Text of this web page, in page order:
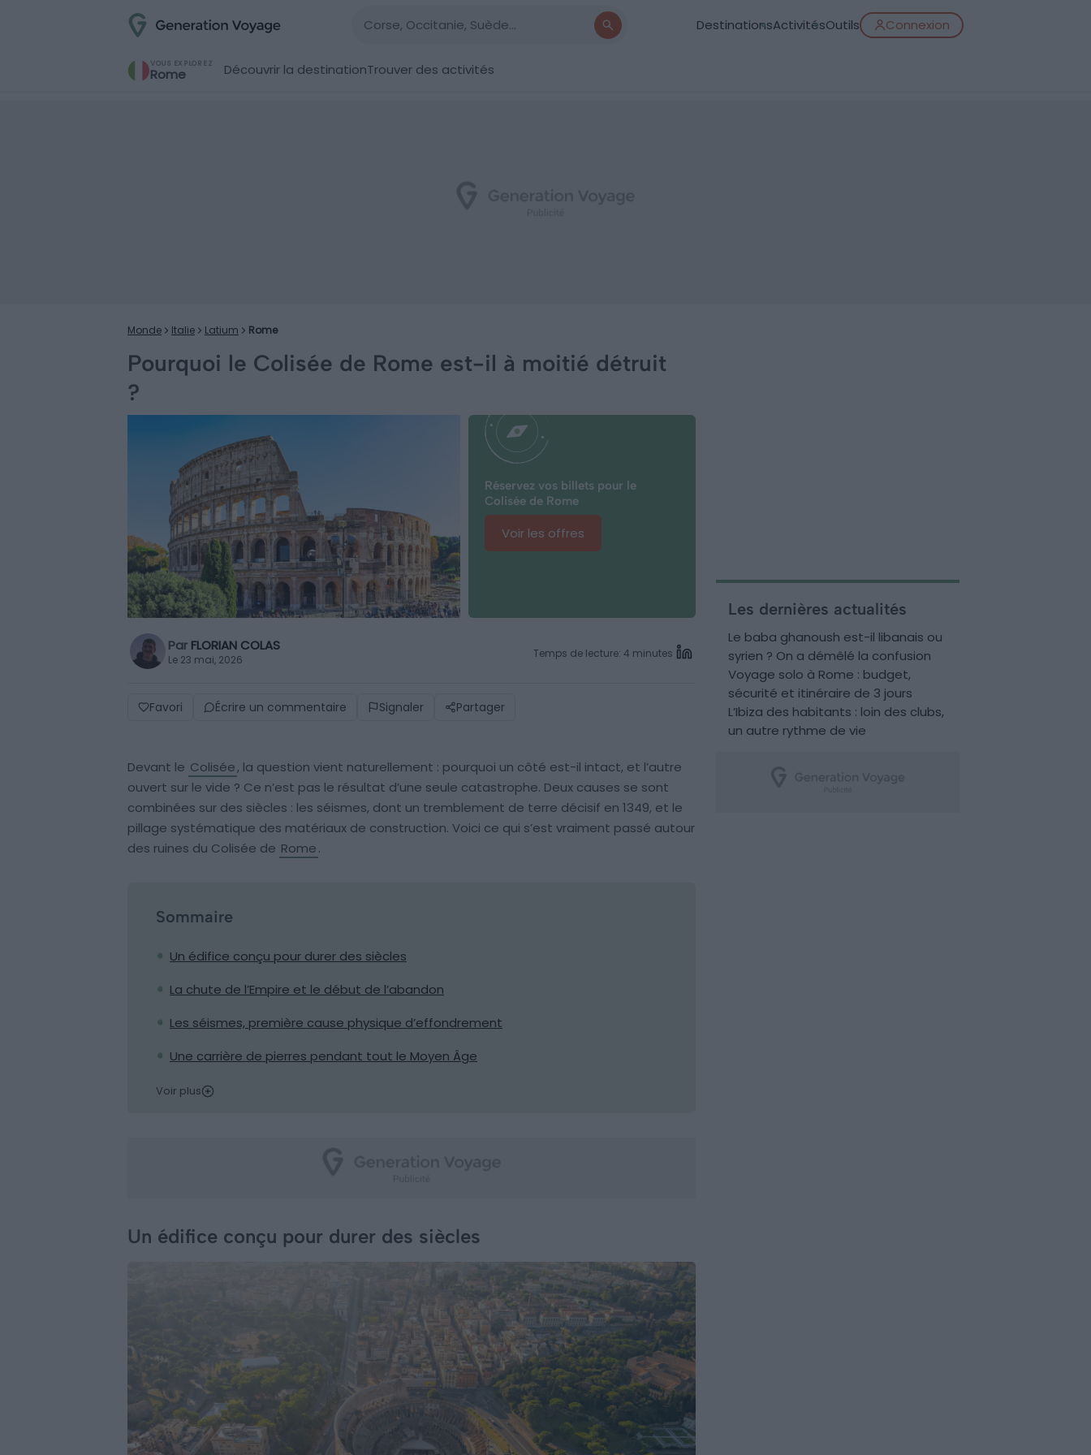
DestinationsActivitésOutils Connexion
VOUS EXPLOREZ
Rome Découvrir la destinationTrouver des activités
Monde Italie Latium Rome
Pourquoi le Colisée de Rome est-il à moitié détruit
?
Réservez vos billets pour le
Colisée de Rome
Voir les offres
Par FLORIAN COLAS
Le 23 mai, 2026 Temps de lecture: 4 minutes
Favori Écrire un commentaire Signaler Partager
Devant le Colisée, la question vient naturellement : pourquoi un côté est-il intact, et l’autre
ouvert sur le vide ? Ce n’est pas le résultat d’une seule catastrophe. Deux causes se sont
combinées sur des siècles : les séismes, dont un tremblement de terre décisif en 1349, et le
pillage systématique des matériaux de construction. Voici ce qui s’est vraiment passé autour
des ruines du Colisée de Rome.
Sommaire
Un édifice conçu pour durer des siècles
La chute de l’Empire et le début de l’abandon
Les séismes, première cause physique d’effondrement
Une carrière de pierres pendant tout le Moyen Âge
Voir plus
Un édifice conçu pour durer des siècles
Les dernières actualités
Le baba ghanoush est-il libanais ou
syrien ? On a démêlé la confusion
Voyage solo à Rome : budget,
sécurité et itinéraire de 3 jours
L’Ibiza des habitants : loin des clubs,
un autre rythme de vie